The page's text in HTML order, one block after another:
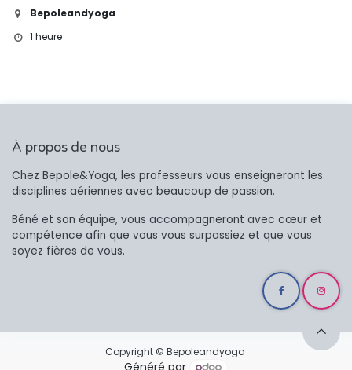
Bepoleandyoga
1 heure
À propos de nous
Chez Bepole&Yoga, les professeurs vous enseigneront les
disciplines aériennes avec beaucoup de passion.
Béné et son équipe, vous accompagneront avec cœur et
compétence afin que vous vous surpassiez et que vous
soyez fières de vous.
Copyrigh​t © Bepoleandy​oga